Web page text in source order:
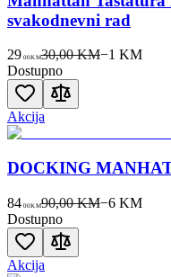
svakodnevni rad
29 00KM30,00 KM−1 KM
Dostupno
Akcija
DOCKING
84 00KM90,00 KM−6KM
Dostupno
Akcija